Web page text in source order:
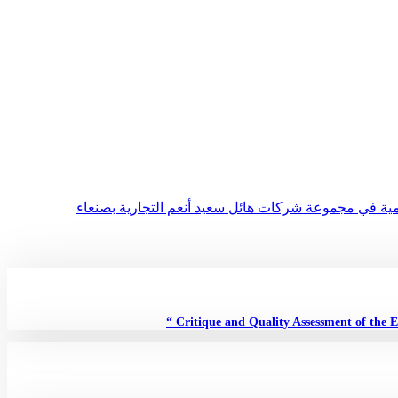
في مجموعة شركات هائل سعيد أنعم التجارية بصنعاء